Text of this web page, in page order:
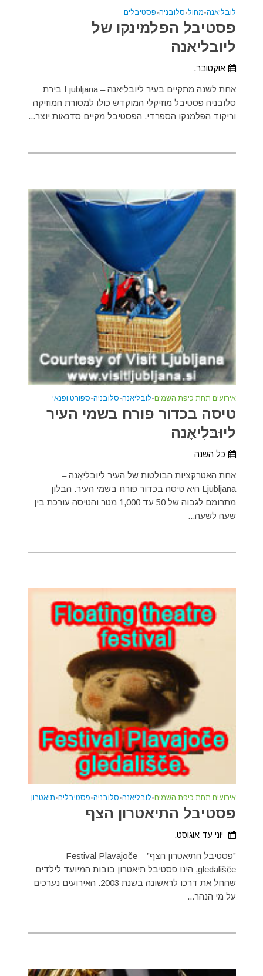
לובליאנה•מחול•סלובניה•פסטיבלים
פסטיבל הפלמינקו של
ליובליאנה
אוקטובר.
אחת לשנה מתקיים בעיר ליובליאנה – Ljubljana בירת
סלובניה פסטיבל מוזיקלי המוקדש כולו למסורת המוזיקה
וריקוד הפלמנקו הספרדי. הפסטיבל מקיים סדנאות יוצר...
אירועים תחת כיפת השמים•לובליאנה•סלובניה•ספורט ופנאי
טיסה בכדור פורח בשמי העיר
ליוּבּלִיאָנה
כל השנה
אחת האטרקציות הבולטות של העיר ליוּבּלִיאָנה –
Ljubljana היא טיסה בכדור פורח בשמי העיר. הבלון
מתרומם לגבוה של 50 עד 1,000 מטר והטיסה עורכת בין
שעה לשעה...
אירועים תחת כיפת השמים•לובליאנה•סלובניה•פסטיבלים•תיאטרון
פסטיבל התיאטרון הצף
יוני עד אוגוסט.
”פסטיבל התיאטרון הצף” – Festival Plavajoče
gledališče, הינו פסטיבל תיאטרון בובות המיועד לילדים
שהחל את דרכו לראשונה בשנת 2003. האירועים נערכים
על מי הנהר...